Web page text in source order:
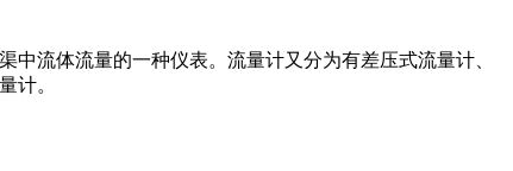
流体流量的一种仪表。流量计又分为有差压式流量计、
计。